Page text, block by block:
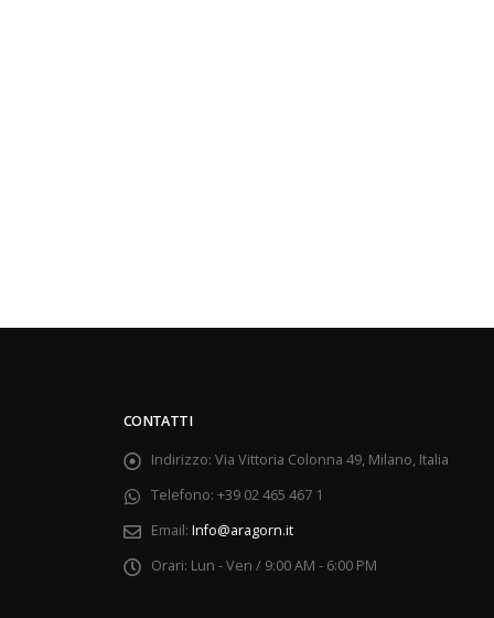
CONTATTI
Indirizzo: Via Vittoria Colonna 49, Milano, Italia
Telefono: +39 02 465 467 1
Email: Info@aragorn.it
Orari: Lun - Ven / 9:00 AM - 6:00 PM